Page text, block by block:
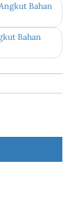
Bahan
Bahan